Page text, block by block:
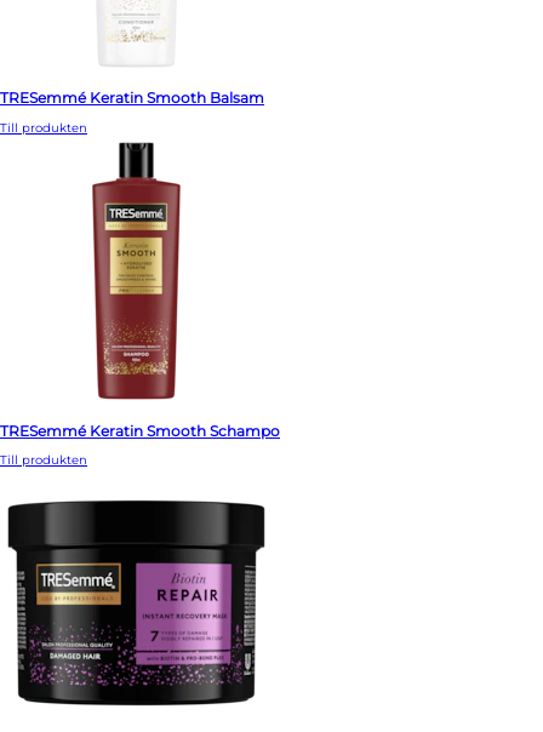
TRESemmé Keratin Smooth Balsam
Till produkten
TRESemmé Keratin Smooth Schampo
Till produkten